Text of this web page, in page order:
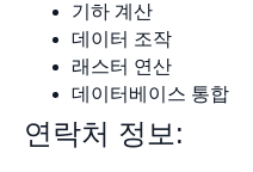
기하 계산
데이터 조작
래스터 연산
데이터베이스 통합
연락처 정보: